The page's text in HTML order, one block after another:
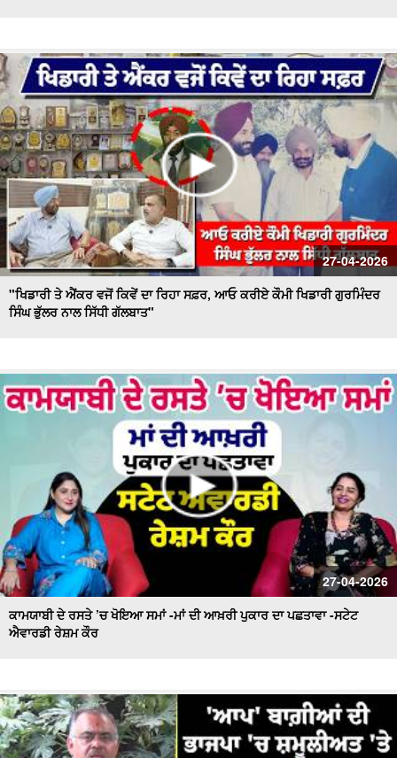
27-04-2026
"ਖਿਡਾਰੀ ਤੇ ਐਂਕਰ ਵਜੋਂ ਕਿਵੇਂ ਦਾ ਰਿਹਾ ਸਫ਼ਰ, ਆਓ ਕਰੀਏ ਕੌਮੀ ਖਿਡਾਰੀ ਗੁਰਮਿੰਦਰ
ਸਿੰਘ ਭੁੱਲਰ ਨਾਲ ਸਿੱਧੀ ਗੱਲਬਾਤ"
27-04-2026
ਕਾਮਯਾਬੀ ਦੇ ਰਸਤੇ ’ਚ ਖੋਇਆ ਸਮਾਂ -ਮਾਂ ਦੀ ਆਖ਼ਰੀ ਪੁਕਾਰ ਦਾ ਪਛਤਾਵਾ -ਸਟੇਟ
ਐਵਾਰਡੀ ਰੇਸ਼ਮ ਕੌਰ